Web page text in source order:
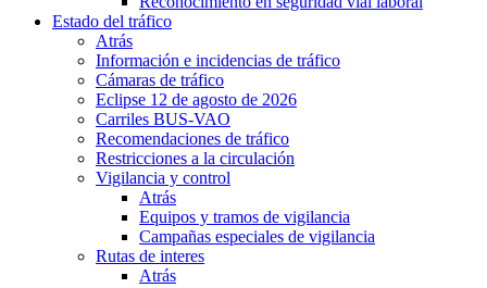
Estado del tráfico
Atrás
Información e incidencias de tráfico
Cámaras de tráfico
Eclipse 12 de agosto de 2026
Carriles BUS-VAO
Recomendaciones de tráfico
Restricciones a la circulación
Vigilancia y control
Atrás
Equipos y tramos de vigilancia
Campañas especiales de vigilancia
Rutas de interes
Atrás